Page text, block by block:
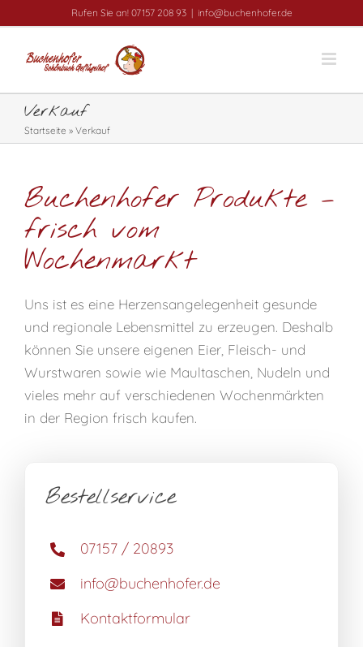
Inhalt
springen
Rufen Sie an! 07157 208 93 | info@buchenhofer.de
Verkauf
Startseite » Verkauf
Buchenhofer Produkte –
frisch vom
Wochenmarkt
Uns ist es eine Herzensangelegenheit gesunde
und regionale Lebensmittel zu erzeugen. Deshalb
können Sie unsere eigenen Eier, Fleisch- und
Wurstwaren sowie wie Maultaschen, Nudeln und
vieles mehr auf verschiedenen Wochenmärkten
in der Region frisch kaufen.
Bestellservice
07157 / 20893
info@buchenhofer.de
Kontaktformular